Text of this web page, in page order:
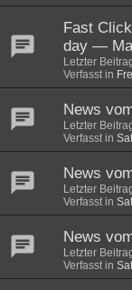
Fast
day —
Letzter
Verfasst in
News
Letzter
Verfasst in
News
Letzter
Verfasst in
News
Letzter
Verfasst in